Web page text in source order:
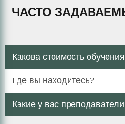
ЧАСТО
Какова стоимость
Где вы находитесь?
Какие у вас